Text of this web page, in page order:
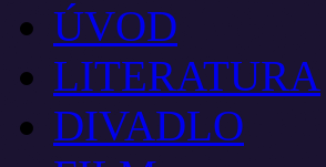
ÚVOD
LITERATURA
DIVADLO